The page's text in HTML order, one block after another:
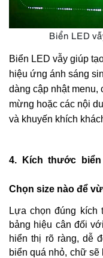
Biển LED
Biển LED vẫy giúp
hiệu ứng ánh sáng
dàng cập nhật
mừng hoặc các nội
và khuyến khích
4. Kích thước
Chọn size nào để
Lựa chọn đúng kích
bảng hiệu cân đối
hiển thị rõ ràng, dễ
biển quá nhỏ, chữ